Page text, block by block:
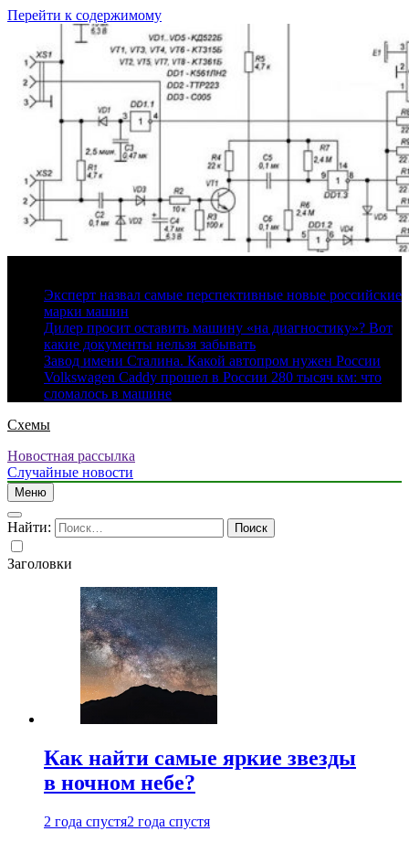
Перейти к содержимому
Эксперт назвал самые перспективные новые российские
марки машин
Дилер просит оставить машину «на диагностику»? Вот
какие документы нельзя забывать
Завод имени Сталина. Какой автопром нужен России
Volkswagen Caddy прошел в России 280 тысяч км: что
сломалось в машине
Схемы
Новостная рассылка
Случайные новости
Меню
Найти:
Заголовки
Как найти самые яркие звезды
в ночном небе?
2 года спустя2 года спустя